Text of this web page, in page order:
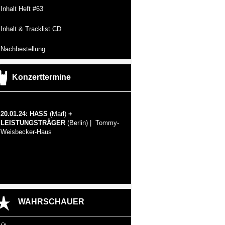
Inhalt Heft #63
Inhalt & Tracklist CD
Nachbestellung
Konzerttermine
20.01.24: HASS (Marl) +
LEISTUNGSTRÄGER (Berlin) | Tommy-
Weisbecker-Haus
WAHRSCHAUER